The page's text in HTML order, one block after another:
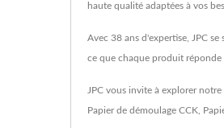
haute qualité adaptées à vos
Avec 38 ans d'expertise, JPC
ce que chaque produit réponde
JPC vous invite à explorer
Papier de démoulage CCK